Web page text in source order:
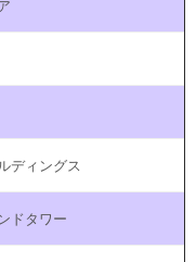
ディングス
ドタワー